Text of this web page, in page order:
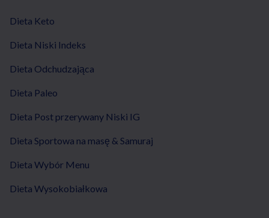
Dieta Keto
Dieta Niski Indeks
Dieta Odchudzająca
Dieta Paleo
Dieta Post przerywany Niski IG
Dieta Sportowa na masę & Samuraj
Dieta Wybór Menu
Dieta Wysokobiałkowa